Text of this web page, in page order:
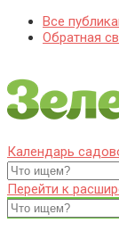
Все
Обратная
Zelenj.ru – все
птицеводство
Особенности
птицеводства.
Уход за дачным
советы дачникам
Календарь
Перейти к